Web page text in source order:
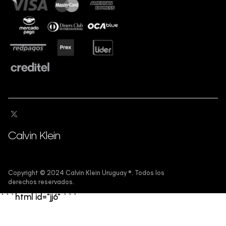
Calvin Klein
Copyright ©️ 2024 Calvin Klein Uruguay ®️. Todos los
derechos reservados.
```html id="jj6"